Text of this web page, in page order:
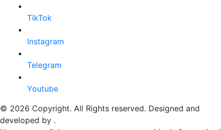
TikTok
Instagram
Telegram
Youtube
© 2026 Copyright. All Rights reserved. Designed and
developed by .